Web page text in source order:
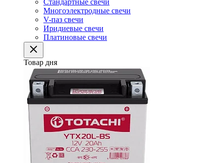
Стандартные свечи
Многоэлектродные свечи
V-паз свечи
Иридиевые свечи
Платиновые свечи
Товар дня